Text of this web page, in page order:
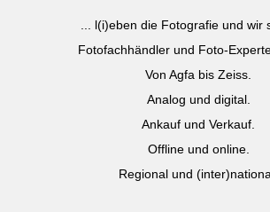
... l(i)eben die Fotografie und wir
Fotofachhändler und Foto-
Von Agfa bis Zeiss.
Analog und digital.
Ankauf und Verkauf.
Offline und online.
Regional und